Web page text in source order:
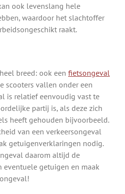
ook levenslang hele
waardoor het slachtoffer
raakt.
breed: ook een fietsongeval
scooters vallen onder een
is relatief eenvoudig vast te
partij is, als deze zich
heeft gehouden bijvoorbeeld.
van een verkeersongeval
getuigenverklaringen nodig.
daarom altijd de
eventuele getuigen en maak